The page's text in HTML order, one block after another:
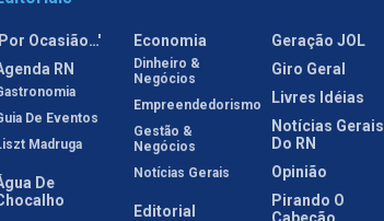
Ocasião…'
RN
De Eventos
Madruga
De
Economia
Dinheiro &
Negócios
Empreendedorismo
Gestão &
Negócios
Notícias Gerais
Editorial
Geração JOL
Giro Geral
Livres Idéias
Notícias Gerais
Do RN
Opinião
Pirando O